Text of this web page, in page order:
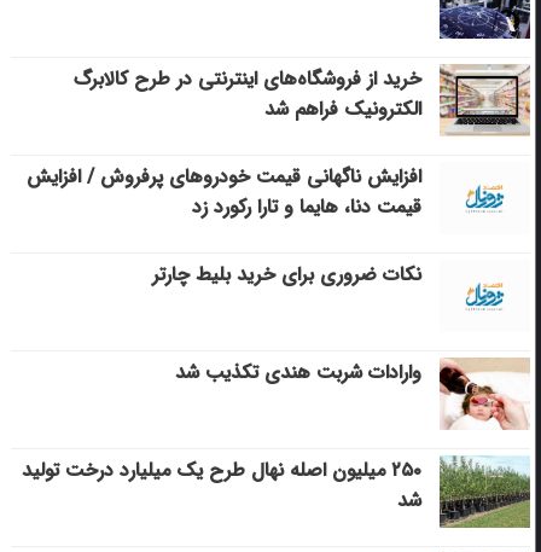
خرید از فروشگاه‌های اینترنتی در طرح کالابرگ
الکترونیک فراهم شد
افزایش ناگهانی قیمت خودروهای پرفروش / افزایش
قیمت دنا، هایما و تارا رکورد زد
نکات ضروری برای خرید بلیط چارتر
وارادات شربت هندی تکذیب شد
۲۵۰ میلیون اصله نهال طرح یک میلیارد درخت تولید
شد